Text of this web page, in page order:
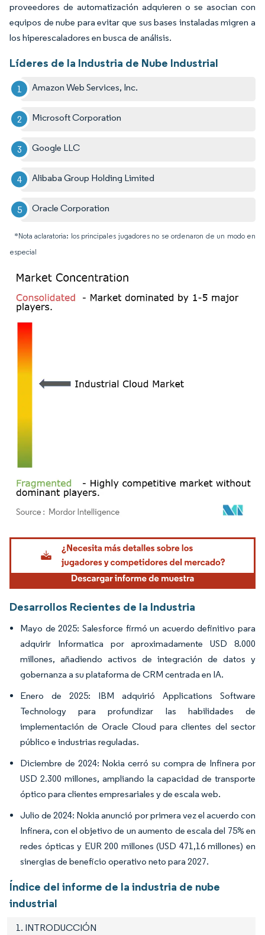
proveedores de automatización adquieren o se asocian con
equipos de nube para evitar que sus bases instaladas migren a
los hiperescaladores en busca de análisis.
Líderes de la Industria de Nube Industrial
Amazon Web Services, Inc.
Microsoft Corporation
Google LLC
Alibaba Group Holding Limited
Oracle Corporation
*Nota aclaratoria: los principales jugadores no se ordenaron de un modo en
especial
Imagen © Mordor Intelligence. El uso requiere atribución según CC BY 4.0.
Desarrollos Recientes de la Industria
Mayo de 2025: Salesforce firmó un acuerdo definitivo para
adquirir Informatica por aproximadamente USD 8.000
millones, añadiendo activos de integración de datos y
gobernanza a su plataforma de CRM centrada en IA.
Enero de 2025: IBM adquirió Applications Software
Technology para profundizar las habilidades de
implementación de Oracle Cloud para clientes del sector
público e industrias reguladas.
Diciembre de 2024: Nokia cerró su compra de Infinera por
USD 2.300 millones, ampliando la capacidad de transporte
óptico para clientes empresariales y de escala web.
Julio de 2024: Nokia anunció por primera vez el acuerdo con
Infinera, con el objetivo de un aumento de escala del 75% en
redes ópticas y EUR 200 millones (USD 471,16 millones) en
sinergias de beneficio operativo neto para 2027.
Índice del informe de la industria de nube
industrial
1. INTRODUCCIÓN